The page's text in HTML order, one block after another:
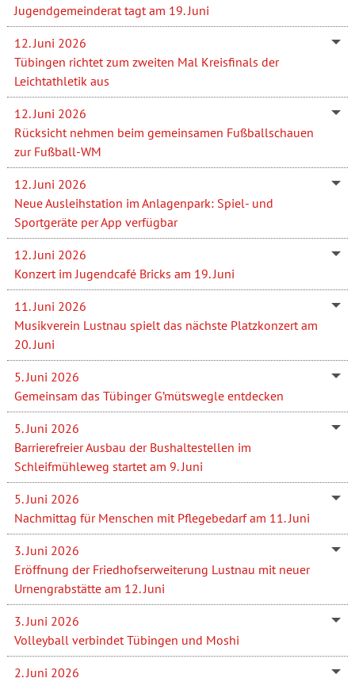
Jugendgemeinderat tagt am 19. Juni
12. Juni 2026
Tübingen richtet zum zweiten Mal Kreisfinals der
Leichtathletik aus
12. Juni 2026
Rücksicht nehmen beim gemeinsamen Fußballschauen
zur Fußball-WM
12. Juni 2026
Neue Ausleihstation im Anlagenpark: Spiel- und
Sportgeräte per App verfügbar
12. Juni 2026
Konzert im Jugendcafé Bricks am 19. Juni
11. Juni 2026
Musikverein Lustnau spielt das nächste Platzkonzert am
20. Juni
5. Juni 2026
Gemeinsam das Tübinger G’mütswegle entdecken
5. Juni 2026
Barrierefreier Ausbau der Bushaltestellen im
Schleifmühleweg startet am 9. Juni
5. Juni 2026
Nachmittag für Menschen mit Pflegebedarf am 11. Juni
3. Juni 2026
Eröffnung der Friedhofserweiterung Lustnau mit neuer
Urnengrabstätte am 12. Juni
3. Juni 2026
Volleyball verbindet Tübingen und Moshi
2. Juni 2026